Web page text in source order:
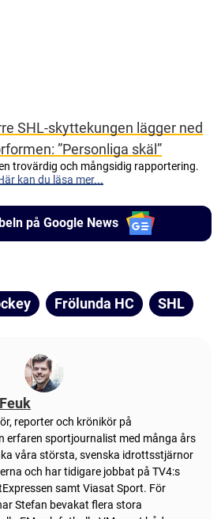
SHL-skyttekungen lägger ned
”Personliga skäl”
trovärdig och mångsidig rapportering.
kan du läsa mer...
på Google News
Frölunda HC SHL
reporter och krönikör på
erfaren sportjournalist med många års
våra största, svenska idrottsstjärnor
och har tidigare jobbat på TV4:s
samt Viasat Sport. För
Stefan bevakat flera stora